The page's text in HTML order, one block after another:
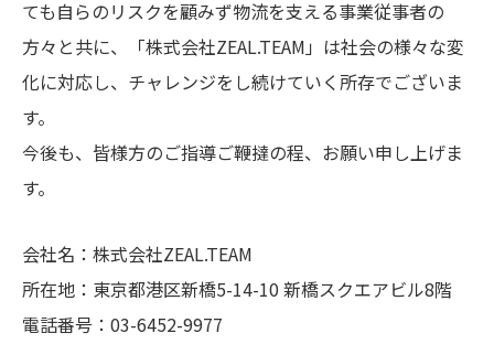
ても自らのリスクを顧みず物流を支える事業従事者の
方々と共に、「株式会社ZEAL.TEAM」は社会の様々な変
化に対応し、チャレンジをし続けていく所存でございま
す。
今後も、皆様方のご指導ご鞭撻の程、お願い申し上げま
す。
会社名：株式会社ZEAL.TEAM
所在地：東京都港区新橋5-14-10 新橋スクエアビル8階
電話番号：03-6452-9977